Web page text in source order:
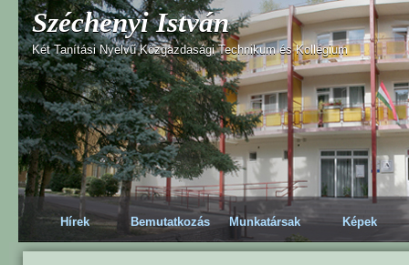
Széchenyi István
Két Tanítási Nyelvű Közgazdasági Technikum és Kollégium
Hírek Bemutatkozás Munkatársak Képek